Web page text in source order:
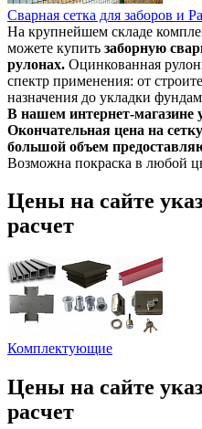
Сварная сетка для заборов и
На крупнейшем складе
можете купить заборную
рулонах. Оцинкованная
спектр применения: от
назначения до укладки
В нашем интернет-
Окончательная цена на
большой объем
Возможна покраска в любой
Цены на сайте
расчет
Комплектующие
Цены на сайте
расчет